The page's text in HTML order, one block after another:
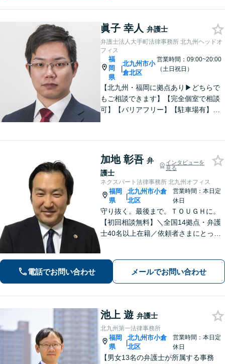
眞子 幸人 弁護士
弁護士法人大手町法律事務所 北九州ヘッドオ
フィス
福
岡
県
|
北九州市小
倉北区
営業時間：09:00~20:00
（土日祝日）
【北九州・福岡に拠点あり▶どちらで
もご相談できます】【完全個室で相談
可】【バリアフリー】【駐車場有】法
活かした総合力で課題解決をサポート
します。お悩みの方はご相談くださ
い。
加地 彰吾 弁
護士
インタビューを
見る
ネクスパート法律事務所 北九州オフィス
福岡
県
|
北九州市小倉
北区
営業時間：本日定
休日
守り抜く。最後まで。ＴＯＵＧＨに。
【初回相談無料】＼全国14拠点・弁護
士40名以上在籍／依頼者さまにとって
題/相続/交通事故/刑事事件など、ご相
談ください【夜間・休日対応】
電話でお問い合わせ メールでお問い合わせ
池上 遊 弁護士
北九州第一法律事務所
福岡
県
|
北九州市小倉
北区
営業時間：本日定
休日
【男女13名の弁護士が所属する事務